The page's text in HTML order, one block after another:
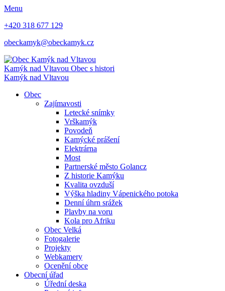
Menu
+420 318 677 129
obeckamyk@obeckamyk.cz
Kamýk nad Vltavou Obec s histori
Kamýk nad Vltavou
Obec
Zajímavosti
Letecké snímky
Vrškamýk
Povodeň
Kamýcké prášení
Elektrárna
Most
Partnerské město Golancz
Z historie Kamýku
Kvalita ovzduší
Výška hladiny Vápenického potoka
Denní úhrn srážek
Plavby na voru
Kola pro Afriku
Obec Velká
Fotogalerie
Projekty
Webkamery
Ocenění obce
Obecní úřad
Úřední deska